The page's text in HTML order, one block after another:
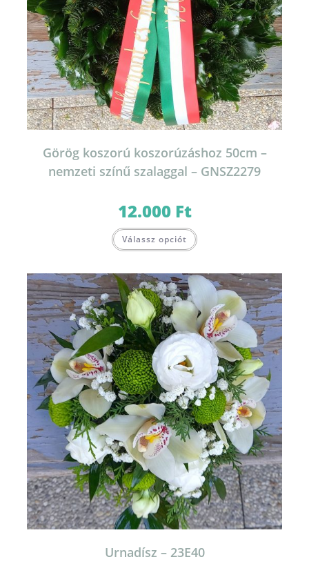
Görög koszorú koszorúzáshoz 50cm –
nemzeti színű szalaggal – GNSZ2279
12.000 Ft
Válassz opciót
Urnadísz – 23E40